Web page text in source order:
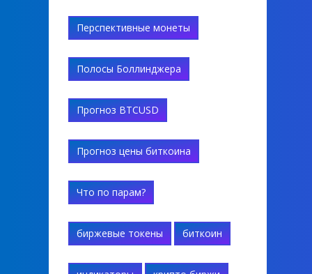
Перспективные монеты
Полосы Боллинджера
Прогноз BTCUSD
Прогноз цены биткоина
Что по парам?
биржевые токены биткоин